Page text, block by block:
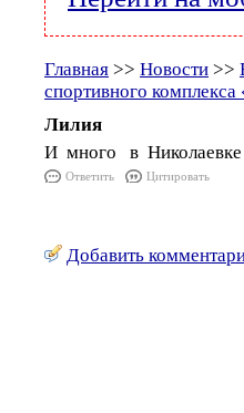
Главная >> Новости >>
спортивного
Лилия
И много в
Ответить Цитировать
Добавить